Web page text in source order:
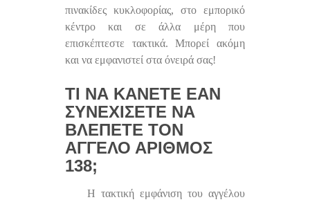
πινακίδες κυκλοφορίας, στο εμπορικό
κέντρο και σε άλλα μέρη που
επισκέπτεστε τακτικά. Μπορεί ακόμη
και να εμφανιστεί στα όνειρά σας!
ΤΙ ΝΑ ΚΆΝΕΤΕ ΕΆΝ
ΣΥΝΕΧΊΣΕΤΕ ΝΑ
ΒΛΈΠΕΤΕ ΤΟΝ
ΆΓΓΕΛΟ ΑΡΙΘΜΌΣ
138;
Η τακτική εμφάνιση του αγγέλου